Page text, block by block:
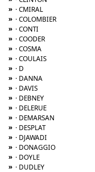
» · CMIRAL
» · COLOMBIER
» · CONTI
» · COODER
» · COSMA
» · COULAIS
» · D
» · DANNA
» · DAVIS
» · DEBNEY
» · DELERUE
» · DEMARSAN
» · DESPLAT
» · DJAWADI
» · DONAGGIO
» · DOYLE
» · DUDLEY